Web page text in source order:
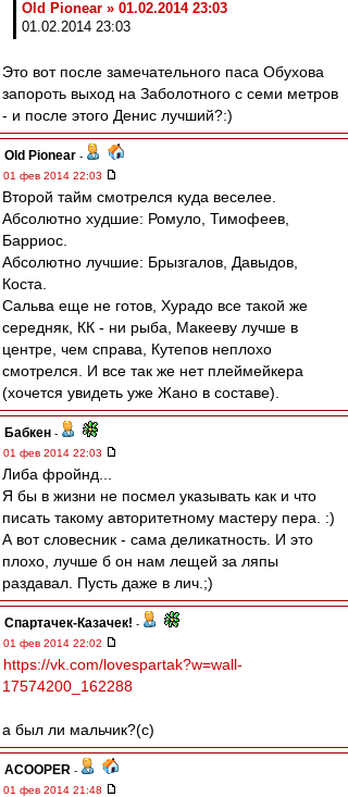
Old Pionear » 01.02.2014 23:03
01.02.2014 23:03
Это вот после замечательного паса Обухова
запороть выход на Заболотного с семи метров
- и после этого Денис лучший?:)
Old Pionear -
01 фев 2014 22:03
Второй тайм смотрелся куда веселее.
Абсолютно худшие: Ромуло, Тимофеев,
Барриос.
Абсолютно лучшие: Брызгалов, Давыдов,
Коста.
Сальва еще не готов, Хурадо все такой же
середняк, КК - ни рыба, Макееву лучше в
центре, чем справа, Кутепов неплохо
смотрелся. И все так же нет плеймейкера
(хочется увидеть уже Жано в составе).
Бабкен -
01 фев 2014 22:03
Либа фройнд...
Я бы в жизни не посмел указывать как и что
писать такому авторитетному мастеру пера. :)
А вот словесник - сама деликатность. И это
плохо, лучше б он нам лещей за ляпы
раздавал. Пусть даже в лич.;)
Спартачек-Казачек! -
01 фев 2014 22:02
https://vk.com/lovespartak?w=wall-
17574200_162288
а был ли мальчик?(с)
ACOOPER -
01 фев 2014 21:48